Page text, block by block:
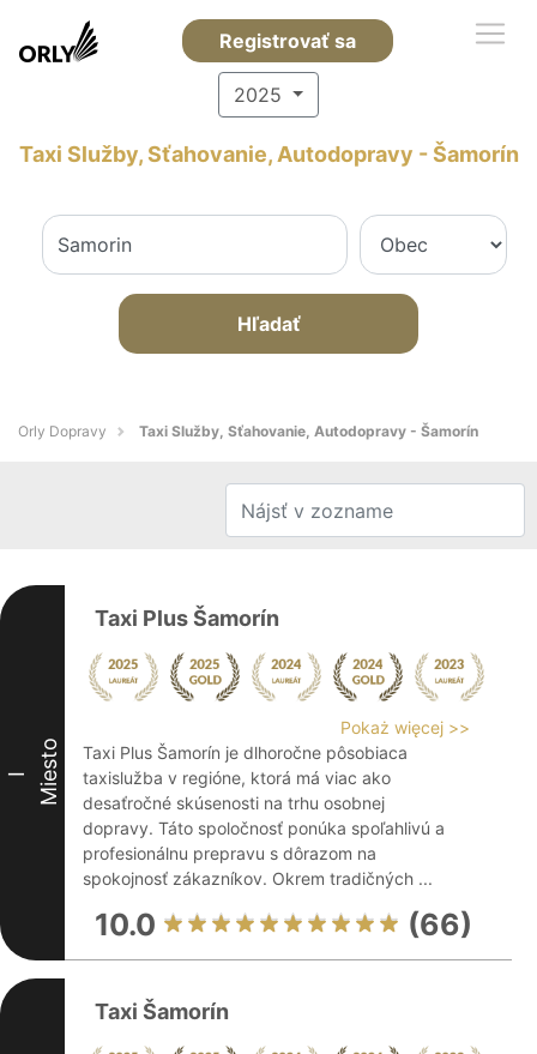
Registrovať sa
2025
Taxi Služby, Sťahovanie, Autodopravy - Šamorín
Hľadať
Orly Dopravy Taxi Služby, Sťahovanie, Autodopravy - Šamorín
I Miesto
Taxi Plus Šamorín
Pokaż więcej >>
Taxi Plus Šamorín je dlhoročne pôsobiaca
taxislužba v regióne, ktorá má viac ako
desaťročné skúsenosti na trhu osobnej
dopravy. Táto spoločnosť ponúka spoľahlivú a
profesionálnu prepravu s dôrazom na
spokojnosť zákazníkov. Okrem tradičných ...
10.0 (66)
Taxi Šamorín